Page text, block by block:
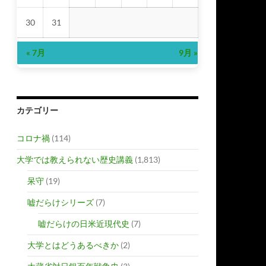
30 31
« 7月 9月 »
カテゴリー
コロナ禍 (114)
大学では教えられない歴史講義 (1,813)
呆守 (19)
嘘だらけシリーズ (7)
嘘だらけの日米近現代史 (7)
大学とはどうあるべきか (2)